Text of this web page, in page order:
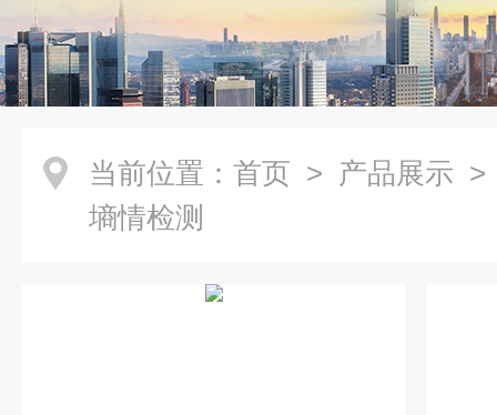
当前位置： 首页 > 产品展示
墒情检测